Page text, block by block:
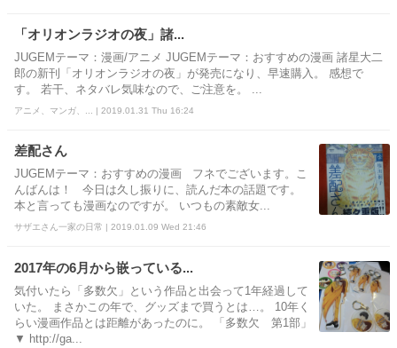
「オリオンラジオの夜」諸...
JUGEMテーマ：漫画/アニメ JUGEMテーマ：おすすめの漫画 諸星大二
郎の新刊「オリオンラジオの夜」が発売になり、早速購入。 感想で
す。 若干、ネタバレ気味なので、ご注意を。 ...
アニメ、マンガ、... | 2019.01.31 Thu 16:24
差配さん
JUGEMテーマ：おすすめの漫画 フネでございます。こ
んばんは！ 今日は久し振りに、読んだ本の話題です。
本と言っても漫画なのですが。 いつもの素敵女...
サザエさん一家の日常 | 2019.01.09 Wed 21:46
2017年の6月から嵌っている...
気付いたら「多数欠」という作品と出会って1年経過して
いた。 まさかこの年で、グッズまで買うとは…。 10年く
らい漫画作品とは距離があったのに。 「多数欠 第1部」
▼ http://ga...